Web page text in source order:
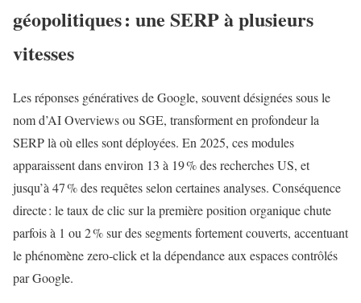
géopolitiques : une SERP à plusieurs
vitesses
Les réponses génératives de Google, souvent désignées sous le
nom d’AI Overviews ou SGE, transforment en profondeur la
SERP là où elles sont déployées. En 2025, ces modules
apparaissent dans environ 13 à 19 % des recherches US, et
jusqu’à 47 % des requêtes selon certaines analyses. Conséquence
directe : le taux de clic sur la première position organique chute
parfois à 1 ou 2 % sur des segments fortement couverts, accentuant
le phénomène zero‑click et la dépendance aux espaces contrôlés
par Google.